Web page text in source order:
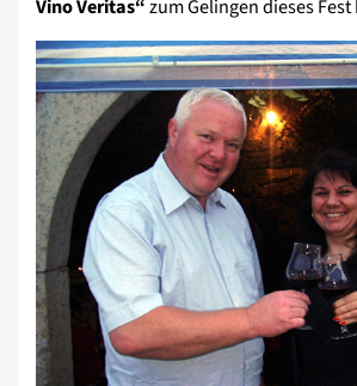
Vino Veritas“zum Gelingen dieses Fest